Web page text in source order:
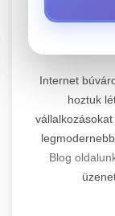
minden
beleértve
Internet
hoztuk
Blog